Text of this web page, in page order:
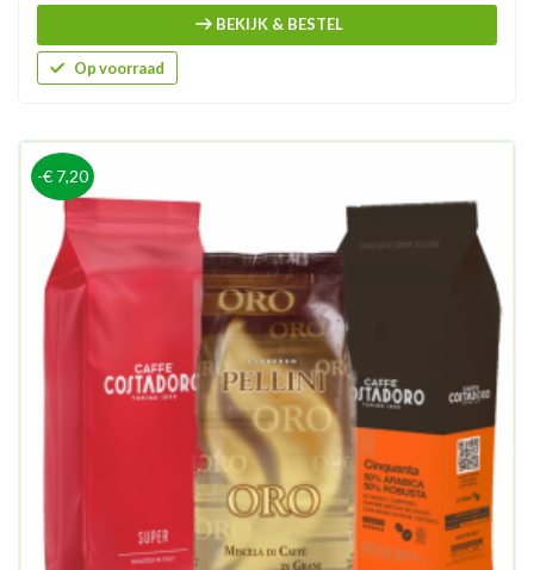
BEKIJK & BESTEL
Op voorraad
-€ 7,20